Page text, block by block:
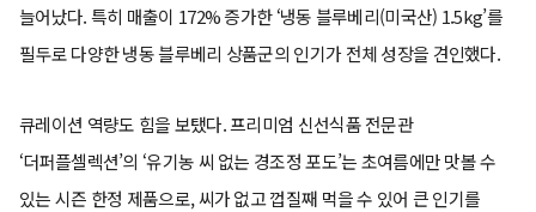
늘어났다. 특히 매출이 172% 증가한 ‘냉동 블루베리(미국산) 1.5kg’를
필두로 다양한 냉동 블루베리 상품군의 인기가 전체 성장을 견인했다.
큐레이션 역량도 힘을 보탰다. 프리미엄 신선식품 전문관
‘더퍼플셀렉션’의 ‘유기농 씨 없는 경조정 포도’는 초여름에만 맛볼 수
있는 시즌 한정 제품으로, 씨가 없고 껍질째 먹을 수 있어 큰 인기를